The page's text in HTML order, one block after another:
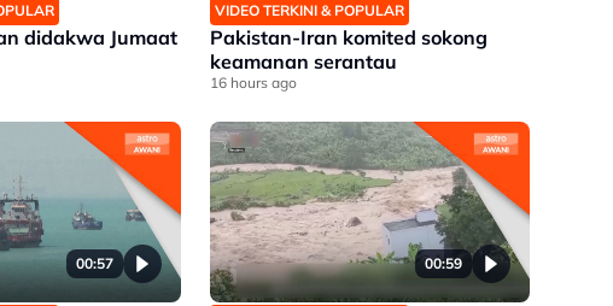
didakwa Jumaat
VIDEO TERKINI & POPULAR
Pakistan-Iran komited sokong
keamanan serantau
16 hours ago
00:57 00:59